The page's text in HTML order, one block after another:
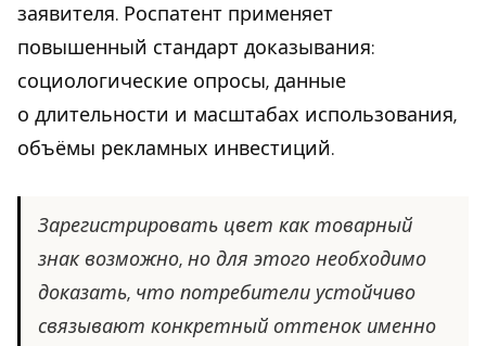
заявителя. Роспатент применяет
повышенный стандарт доказывания:
социологические опросы, данные
о длительности и масштабах использования,
объёмы рекламных инвестиций.
Зарегистрировать цвет как товарный
знак возможно, но для этого необходимо
доказать, что потребители устойчиво
связывают конкретный оттенок именно